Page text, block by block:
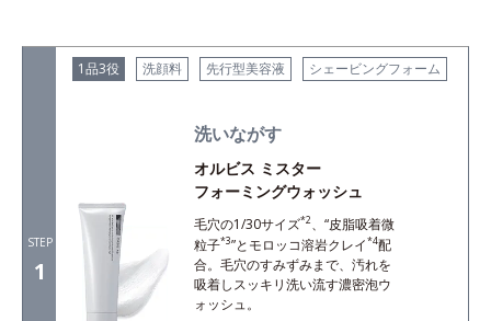
STEP
1
1品3役 洗顔料 先行型美容液 シェービングフォーム
洗いながす
オルビス ミスター
フォーミングウォッシュ
毛穴の1/30サイズ*2、“皮脂吸着微
粒子*3”とモロッコ溶岩クレイ*4配
合。毛穴のすみずみまで、汚れを
吸着しスッキリ洗い流す濃密泡ウ
ォッシュ。